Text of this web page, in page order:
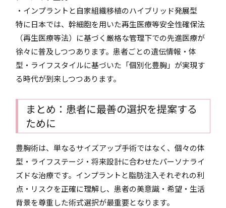
・インプラントと自家組織移植のハイブリッド発展型
特に日本では、幹細胞を用いた再生医療等安全性確保法
（再生医療等法）に基づく厳格な管理下での先進医療が
徐々に普及しつつあります。患者ごとの遺伝情報・体
型・ライフスタイルに基づいた「個別化豊胸」が実現す
る時代が到来しつつあります。
まとめ：患者に最善の選択を提案する
ために
豊胸術は、単なるサイズアップ手術ではなく、個々の体
型・ライフステージ・将来設計に合わせたパーソナライ
ズドな治療です。インプラントと脂肪注入それぞれの利
点・リスクを正確に理解し、患者の美意識・希望・生活
背景を尊重した術式選択が最重要となります。